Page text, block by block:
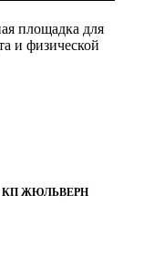
площадка для
и физической
КП ЖЮЛЬВЕРН